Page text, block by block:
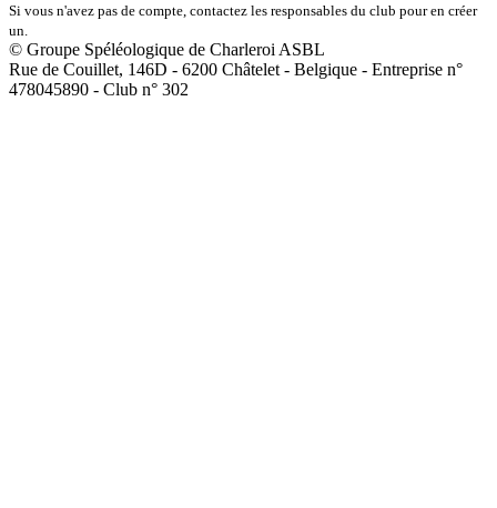
Si vous n'avez pas de compte, contactez les responsables du club pour en créer
un.
© Groupe Spéléologique de Charleroi ASBL
Rue de Couillet, 146D - 6200 Châtelet - Belgique - Entreprise n°
478045890 - Club n° 302